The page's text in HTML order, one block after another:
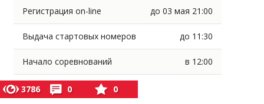
Регистрация on-line до 03 мая 21:00
Выдача стартовых номеров до 11:30
Начало соревнований в 12:00
3786 0 0